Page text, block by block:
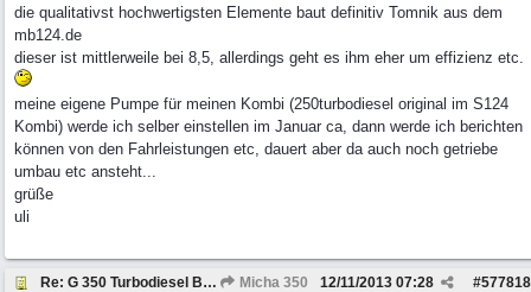
die qualitativst hochwertigsten Elemente baut definitiv Tomnik aus dem
mb124.de
dieser ist mittlerweile bei 8,5, allerdings geht es ihm eher um effizienz etc.
meine eigene Pumpe für meinen Kombi (250turbodiesel original im S124
Kombi) werde ich selber einstellen im Januar ca, dann werde ich berichten
können von den Fahrleistungen etc, dauert aber da auch noch getriebe
umbau etc ansteht...
grüße
uli
Re: G 350 Turbodiesel Brabus Intercooler Micha 350 #577818
12/11/2013 07:28